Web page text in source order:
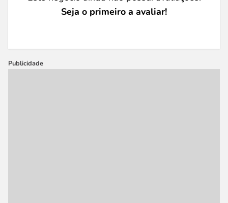
Seja o primeiro a avaliar!
Publicidade